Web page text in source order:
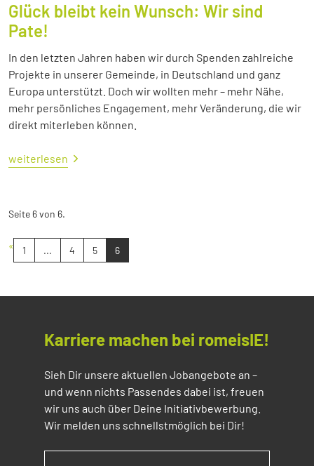
Glück bleibt kein Wunsch: Wir sind
Pate!
In den letzten Jahren haben wir durch Spenden zahlreiche
Projekte in unserer Gemeinde, in Deutschland und ganz
Europa unterstützt. Doch wir wollten mehr – mehr Nähe,
mehr persönliches Engagement, mehr Veränderung, die wir
direkt miterleben können.
weiterlesen
Seite 6 von 6.
« 1 ... 4 5 6
Karriere machen bei romeisIE!
Sieh Dir unsere aktuellen Jobangebote an –
und wenn nichts Passendes dabei ist, freuen
wir uns auch über Deine Initiativbewerbung.
Wir melden uns schnellstmöglich bei Dir!